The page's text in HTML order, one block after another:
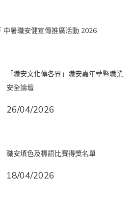
中暑職安健宣傳推廣活動 2026
「職安文化傳各界」職安嘉年華暨職業
安全論壇
26/04/2026
職安填色及標語比賽得獎名單
18/04/2026